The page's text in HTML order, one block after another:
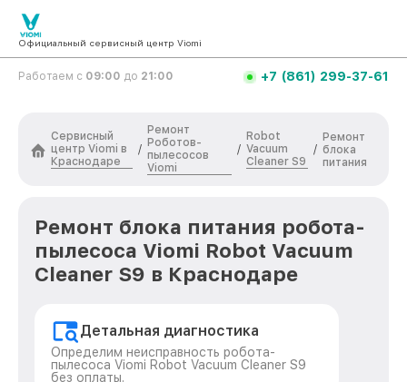
Официальный сервисный центр Viomi
Работаем с 09:00 до 21:00 +7 (861) 299-37-61
Сервисный
центр Viomi в
Краснодаре
/
Ремонт
Роботов-
пылесосов
Viomi
/
Robot
Vacuum
Cleaner S9
/
Ремонт
блока
питания
Ремонт блока питания робота-
пылесоса Viomi Robot Vacuum
Cleaner S9 в Краснодаре
Детальная диагностика
Определим неисправность робота-
пылесоса Viomi Robot Vacuum Cleaner S9
без оплаты.